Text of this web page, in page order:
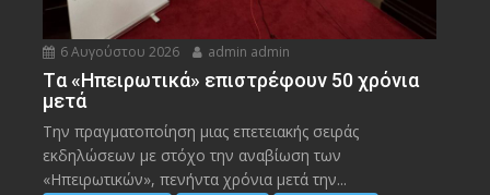
6 Αυγούστου 2026 admin admin
Tα «Ηπειρωτικά» επιστρέφουν 50 χρόνια
μετά
Την πραγματοποίηση μιας επετειακής σειράς
εκδηλώσεων με στόχο την αναβίωση των
«Ηπειρωτικών», πενήντα χρόνια μετά την...